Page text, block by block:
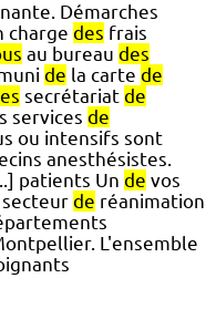
Démarches
charge des frais
au bureau des
de la carte de
secrétariat de
services de
ou intensifs sont
anesthésistes.
patients Un de vos
de réanimation
L'ensemble